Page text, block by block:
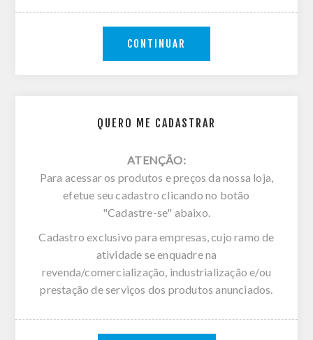
QUERO ME CADASTRAR
ATENÇÃO:
Para acessar os produtos e preços da nossa loja,
efetue seu cadastro clicando no botão
"Cadastre-se" abaixo.
Cadastro exclusivo para empresas, cujo ramo de
atividade se enquadre na
revenda/comercialização, industrialização e/ou
prestação de serviços dos produtos anunciados.
CONTINUAR